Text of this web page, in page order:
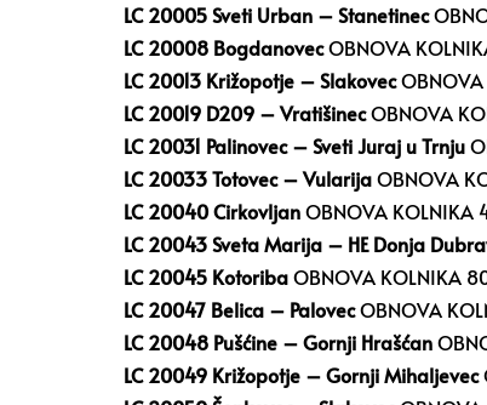
LC 20005 Sveti Urban – Stanetinec
LC 20008 BogdanovecOBNOVA
LC 20013 Križopotje – SlakovecOBNOVA
LC 20019 D209 – VratišinecOBNOVA
LC 20031 Palinovec – Sveti Juraj u Trnju
LC 20033 Totovec – VularijaOBNOVA
LC 20040 CirkovljanOBNOVA KOLNIKA
LC 20043 Sveta Marija – HE Donja
LC 20045 KotoribaOBNOVA KOLNIKA
LC 20047 Belica – PalovecOBNOVA
LC 20048 Pušćine – Gornji Hrašćan
LC 20049 Križopotje – Gornji Mihaljevec